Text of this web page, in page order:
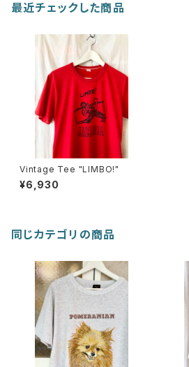
最近チェックした商品
Vintage Tee "LIMBO!"
¥6,930
同じカテゴリの商品